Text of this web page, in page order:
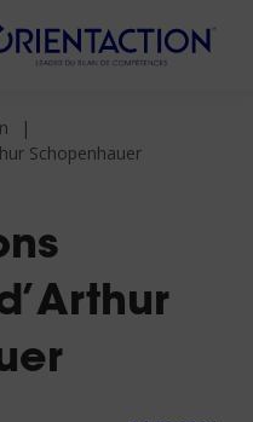
Schopenhauer